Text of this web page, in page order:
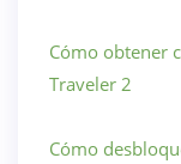
Cómo obtener
Traveler 2
Cómo